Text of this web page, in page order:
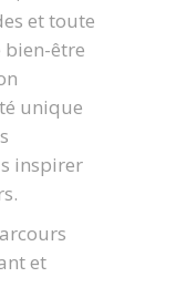
et toute
bien-être
unique
inspirer
et